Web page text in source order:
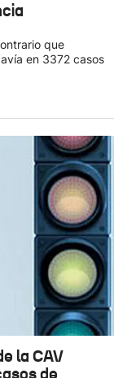
que
en 3372 casos
la CAV